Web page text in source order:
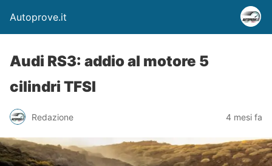
Autoprove.it
Audi RS3: addio al motore 5
cilindri TFSI
Redazione 4 mesi fa